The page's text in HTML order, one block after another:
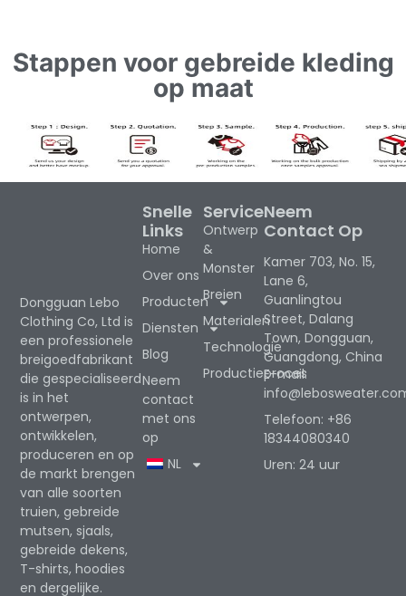
Stappen voor gebreide kleding
op maat
Dongguan Lebo
Clothing Co, Ltd is
een professionele
breigoedfabrikant
die gespecialiseerd
is in het
ontwerpen,
ontwikkelen,
produceren en op
de markt brengen
van alle soorten
truien, gebreide
mutsen, sjaals,
gebreide dekens,
T-shirts, hoodies
en dergelijke.
Service
Ontwerp
&
Monster
Breien
Materialen
Technologie
Productieproces
Snelle
Links
Home
Over ons
Producten
Diensten
Blog
Neem
contact
met ons
op
NL
Neem
Contact Op
Kamer 703, No. 15,
Lane 6,
Guanlingtou
Street, Dalang
Town, Dongguan,
Guangdong, China
E-mail:
Telefoon: +86
18344080340
Uren: 24 uur